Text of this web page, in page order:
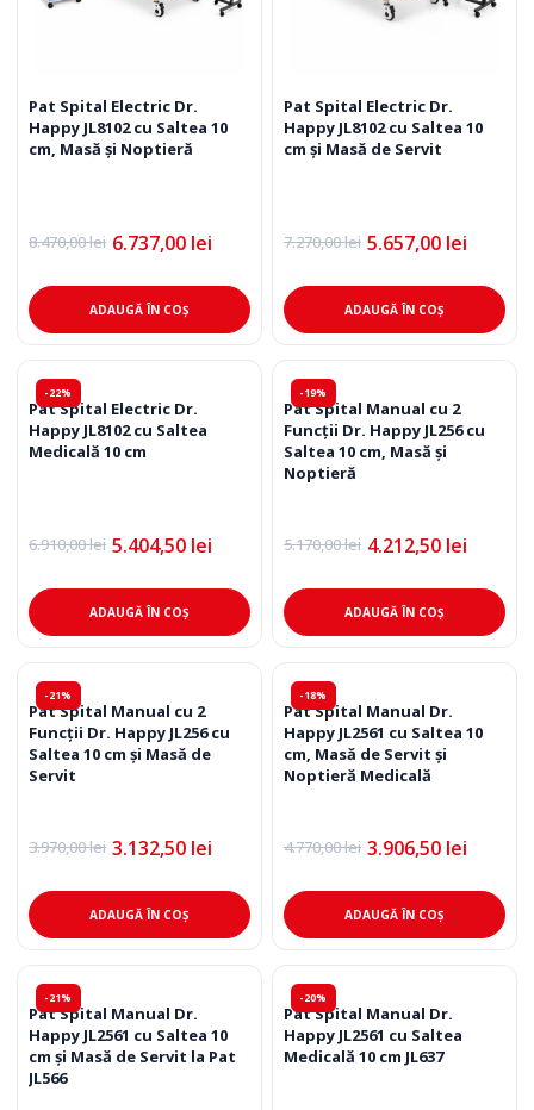
Pat Spital Electric Dr.
Happy JL8102 cu Saltea 10
cm, Masă și Noptieră
8.470,00lei
Prețul
a
fost:
8.470,00 lei.
6.737,00 lei
Prețul
este:
6.737,00 lei.ADAUGĂ ÎN COȘ
Pat Spital Electric Dr.
Happy JL8102 cu Saltea 10
cm și Masă de Servit
7.270,00lei
Prețul
a
fost:
7.270,00 lei.
5.657,00 lei
Prețul
este:
5.657,00 lei.ADAUGĂ ÎN COȘ
-22%
Pat Spital Electric Dr.
Happy JL8102 cu Saltea
Medicală 10 cm
6.910,00lei
Prețul
a
fost:
6.910,00 lei.
5.404,50 lei
Prețul
este:
5.404,50 lei.ADAUGĂ ÎN COȘ
-19%
Pat Spital Manual cu 2
Funcții Dr. Happy JL256 cu
Saltea 10 cm, Masă și
Noptieră
5.170,00lei
Prețul
a
fost:
5.170,00 lei.
4.212,50 lei
Prețul
este:
4.212,50 lei.ADAUGĂ ÎN COȘ
-21%
Pat Spital Manual cu 2
Funcții Dr. Happy JL256 cu
Saltea 10 cm și Masă de
Servit
3.970,00lei
Prețul
a
fost:
3.970,00 lei.
3.132,50 lei
Prețul
este:
3.132,50 lei.ADAUGĂ ÎN COȘ
-18%
Pat Spital Manual Dr.
Happy JL2561 cu Saltea 10
cm, Masă de Servit și
Noptieră Medicală
4.770,00lei
Prețul
a
fost:
4.770,00 lei.
3.906,50 lei
Prețul
este:
3.906,50 lei.ADAUGĂ ÎN COȘ
-21%
Pat Spital Manual Dr.
Happy JL2561 cu Saltea 10
cm și Masă de Servit la Pat
JL566
-20%
Pat Spital Manual Dr.
Happy JL2561 cu Saltea
Medicală 10 cm JL637